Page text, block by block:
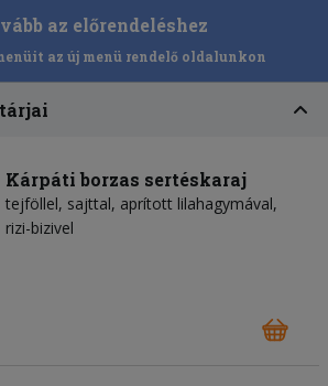
az előrendeléshez
az új menü rendelő oldalunkon
Kárpáti borzas sertéskaraj
tejföllel, sajttal, aprított lilahagymával,
rizi-bizivel